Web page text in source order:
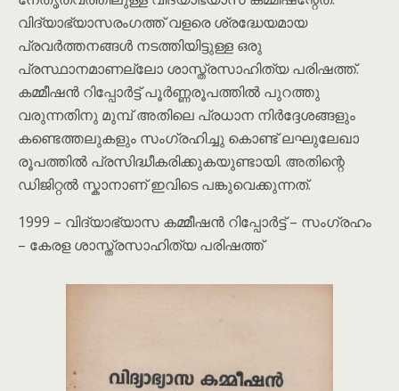
വിദ്യാഭ്യാസരംഗത്ത് വളരെ ശ്രദ്ധേയമായ
പ്രവർത്തനങ്ങൾ നടത്തിയിട്ടുള്ള ഒരു
പ്രസ്ഥാനമാണല്ലോ ശാസ്ത്രസാഹിത്യ പരിഷത്ത്.
കമ്മീഷൻ റിപ്പോർട്ട് പൂർണ്ണരൂപത്തിൽ പുറത്തു
വരുന്നതിനു മുമ്പ് അതിലെ പ്രധാന നിർദ്ദേശങ്ങളും
കണ്ടെത്തലുകളും സംഗ്രഹിച്ചു കൊണ്ട് ലഘുലേഖാ
രൂപത്തിൽ പ്രസിദ്ധീകരിക്കുകയുണ്ടായി. അതിന്റെ
ഡിജിറ്റൽ സ്കാനാണ് ഇവിടെ പങ്കുവെക്കുന്നത്.
1999 – വിദ്യാഭ്യാസ കമ്മീഷൻ റിപ്പോർട്ട് – സംഗ്രഹം
– കേരള ശാസ്ത്രസാഹിത്യ പരിഷത്ത്